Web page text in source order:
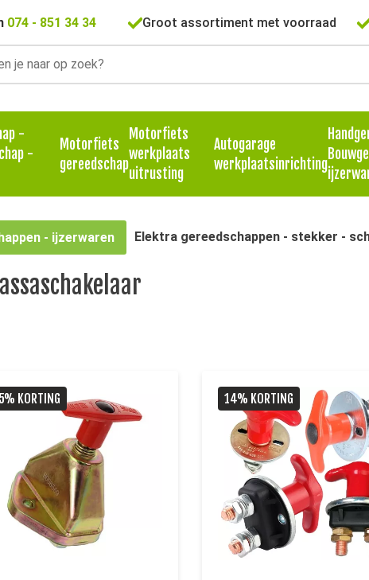
074 - 851 34 34 Groot assortiment met voorraad
-
-
Motorfiets
gereedschap
Motorfiets
werkplaats
uitrusting
Autogarage
werkplaatsinrichting
- ijzerwaren Elektra gereedschappen - stekker -
KORTING 14% KORTING